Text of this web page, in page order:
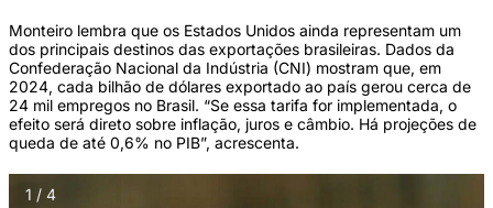
Monteiro lembra que os Estados Unidos ainda representam um
dos principais destinos das exportações brasileiras. Dados da
Confederação Nacional da Indústria (CNI) mostram que, em
2024, cada bilhão de dólares exportado ao país gerou cerca de
24 mil empregos no Brasil. “Se essa tarifa for implementada, o
efeito será direto sobre inflação, juros e câmbio. Há projeções de
queda de até 0,6% no PIB”, acrescenta.
1 / 4